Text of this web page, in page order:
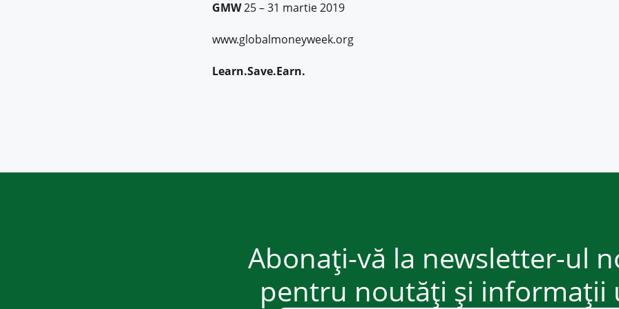
GMW25 – 31 martie 2019
www.globalmoneyweek.org
Learn.Save.Earn.
Abonați-vă la newsletter-ul
pentru noutăți și informații